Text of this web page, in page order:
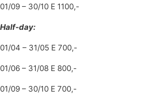
01/09 – 30/10 E 1100,-
Half-day:
01/04 – 31/05 E 700,-
01/06 – 31/08 E 800,-
01/09 – 30/10 E 700,-